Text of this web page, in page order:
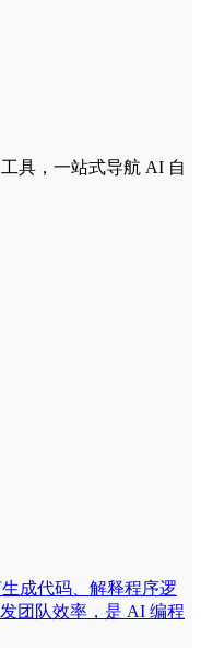
具，一站式导航 AI 自
成代码、解释程序逻
团队效率，是 AI 编程